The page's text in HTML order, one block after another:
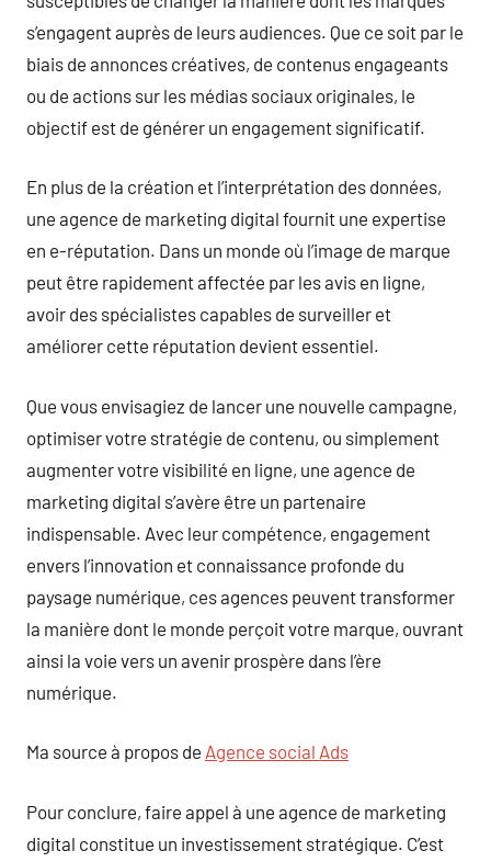
s’engagent auprès de leurs audiences. Que ce soit par le
biais de annonces créatives, de contenus engageants
ou de actions sur les médias sociaux originales, le
objectif est de générer un engagement significatif.
En plus de la création et l’interprétation des données,
une agence de marketing digital fournit une expertise
en e-réputation. Dans un monde où l’image de marque
peut être rapidement affectée par les avis en ligne,
avoir des spécialistes capables de surveiller et
améliorer cette réputation devient essentiel.
Que vous envisagiez de lancer une nouvelle campagne,
optimiser votre stratégie de contenu, ou simplement
augmenter votre visibilité en ligne, une agence de
marketing digital s’avère être un partenaire
indispensable. Avec leur compétence, engagement
envers l’innovation et connaissance profonde du
paysage numérique, ces agences peuvent transformer
la manière dont le monde perçoit votre marque, ouvrant
ainsi la voie vers un avenir prospère dans l’ère
numérique.
Ma source à propos de Agence social Ads
Pour conclure, faire appel à une agence de marketing
digital constitue un investissement stratégique. C’est